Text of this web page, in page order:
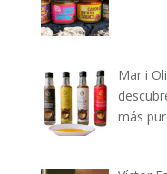
Mar i
más